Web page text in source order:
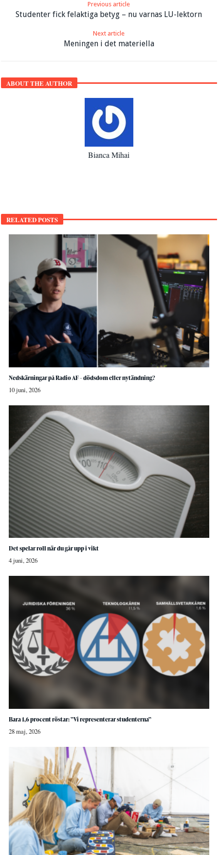
Previous article
Studenter fick felaktiga betyg – nu varnas LU-lektorn
Next article
Meningen i det materiella
ABOUT THE AUTHOR
Bianca Mihai
RELATED POSTS
Nedskärningar på Radio AF – dödsdom eller nytändning?
10 juni, 2026
Det spelar roll när du går upp i vikt
4 juni, 2026
Bara 1,6 procent röstar: ”Vi representerar studenterna”
28 maj, 2026